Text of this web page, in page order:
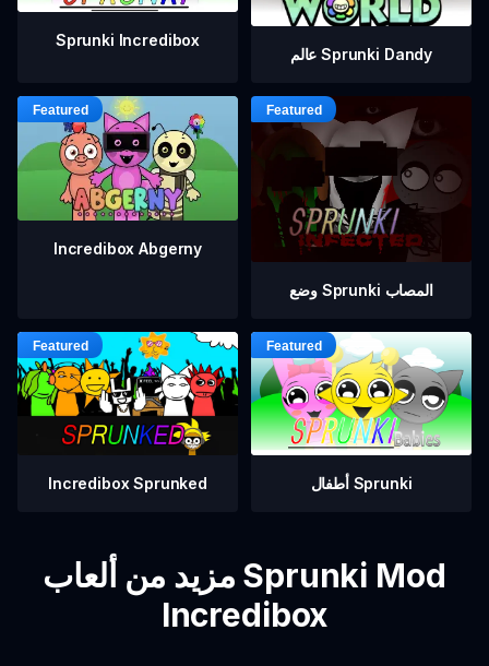
Sprunki Incredibox
عالم Sprunki Dandy
Incredibox Abgerny
وضع Sprunki المصاب
Incredibox Sprunked أطفال Sprunki
مزيد من ألعاب Sprunki Mod
Incredibox